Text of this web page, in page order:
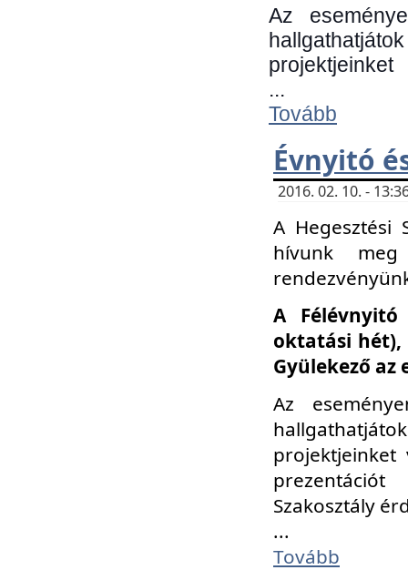
Az
projektjeinket
...
Tovább
Évnyitó
2016. 02. 10. -
A Hegesztési
hívunk
A
oktatási hét),
Gyülekező az
Az
Szakosztály
...
Tovább